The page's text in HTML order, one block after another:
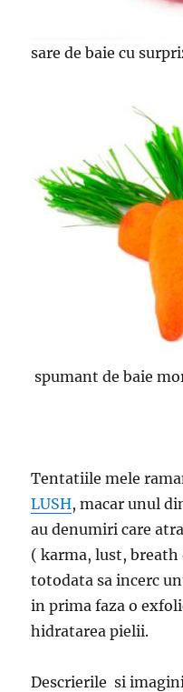
sare de baie cu
spumant de baie
Tentatiile mele
LUSH, macar unul
au denumiri care
( karma, lust,
totodata sa incerc
in prima faza o
hidratarea pielii.
Descrierile si